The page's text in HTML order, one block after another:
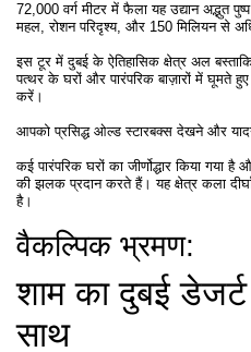
72,000 वर्ग मीटर में फैला यह उद्यान अद्भुत
महल, रोशन परिदृश्य, और 150 मिलियन से
इस टूर में दुबई के ऐतिहासिक क्षेत्र अल
पत्थर के घरों और पारंपरिक बाज़ारों में घूमते
करें।
आपको प्रसिद्ध ओल्ड स्टारबक्स देखने और
कई पारंपरिक घरों का जीर्णोद्धार किया
की झलक प्रदान करते हैं। यह क्षेत्र कला
है।
वैकल्पिक भ्रमण:
शाम का दुबई
साथ